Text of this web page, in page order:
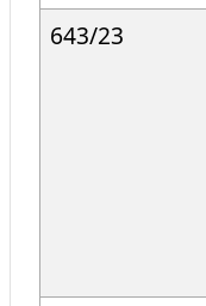
643/23